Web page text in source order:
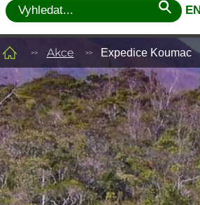
EN
Akce Expedice Koumac